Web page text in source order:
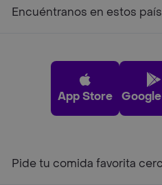
Encuéntranos en estos
App Store
Pide tu comida favorita